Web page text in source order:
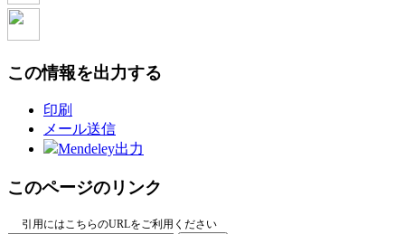
この情報を出力する
印刷
メール送信
Mendeley出力
このページのリンク
引用にはこちらのURLをご利用ください